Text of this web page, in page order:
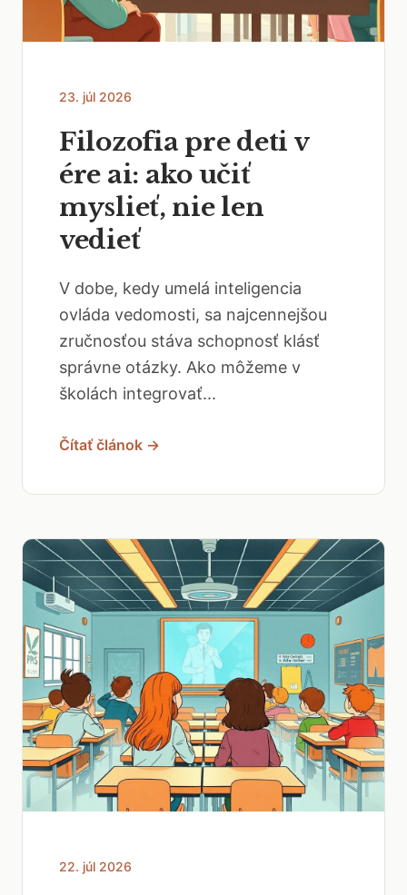
23. júl 2026
Filozofia pre deti v
ére ai: ako učiť
myslieť, nie len
vedieť
V dobe, kedy umelá inteligencia
ovláda vedomosti, sa najcennejšou
zručnosťou stáva schopnosť klásť
správne otázky. Ako môžeme v
školách integrovať...
Čítať článok →
22. júl 2026